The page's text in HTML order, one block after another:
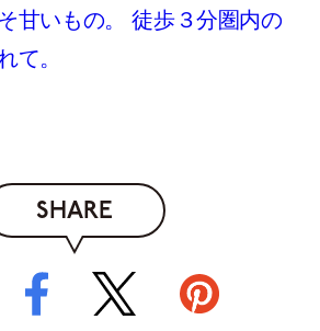
甘いもの。 徒歩３分圏内の
て。
SHARE